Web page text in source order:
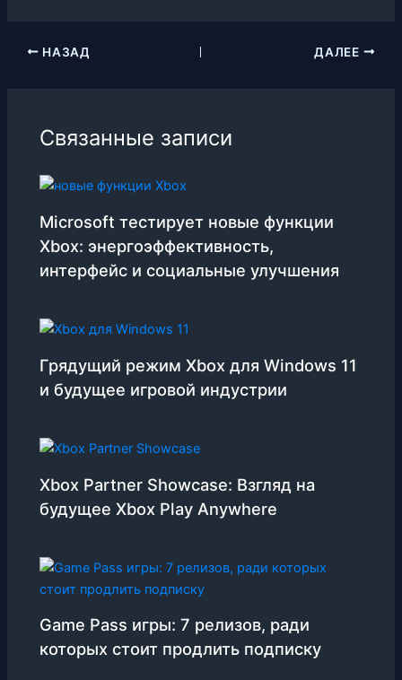
НАЗАД ДАЛЕЕ
Связанные записи
Microsoft тестирует новые функции
Xbox: энергоэффективность,
интерфейс и социальные улучшения
Грядущий режим Xbox для Windows 11
и будущее игровой индустрии
Xbox Partner Showcase: Взгляд на
будущее Xbox Play Anywhere
Game Pass игры: 7 релизов, ради
которых стоит продлить подписку